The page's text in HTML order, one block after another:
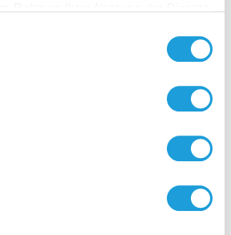
HT-SF3
Gewinde